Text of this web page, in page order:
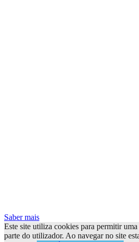
Saber mais
Este site utiliza cookies para permitir
parte do utilizador. Ao navegar no site